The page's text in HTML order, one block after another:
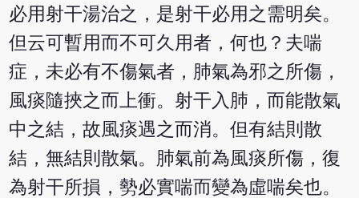
必用射干湯治之，是射干必用之需明矣。
但云可暫用而不可久用者，何也？夫喘
症，未必有不傷氣者，肺氣為邪之所傷，
風痰隨挾之而上衝。射干入肺，而能散氣
中之結，故風痰遇之而消。但有結則散
結，無結則散氣。肺氣前為風痰所傷，復
為射干所損，勢必實喘而變為虛喘矣也。